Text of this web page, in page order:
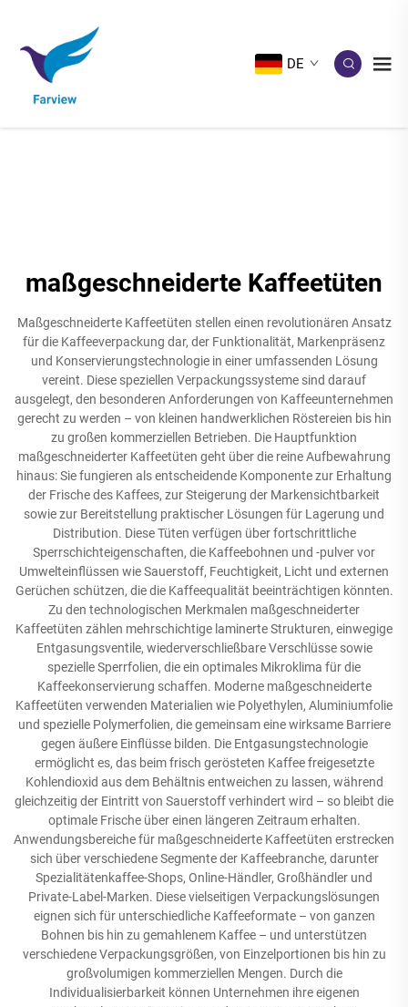
DE
maßgeschneiderte Kaffeetüten
Maßgeschneiderte Kaffeetüten stellen einen revolutionären Ansatz
für die Kaffeeverpackung dar, der Funktionalität, Markenpräsenz
und Konservierungstechnologie in einer umfassenden Lösung
vereint. Diese speziellen Verpackungssysteme sind darauf
ausgelegt, den besonderen Anforderungen von Kaffeeunternehmen
gerecht zu werden – von kleinen handwerklichen Röstereien bis hin
zu großen kommerziellen Betrieben. Die Hauptfunktion
maßgeschneiderter Kaffeetüten geht über die reine Aufbewahrung
hinaus: Sie fungieren als entscheidende Komponente zur Erhaltung
der Frische des Kaffees, zur Steigerung der Markensichtbarkeit
sowie zur Bereitstellung praktischer Lösungen für Lagerung und
Distribution. Diese Tüten verfügen über fortschrittliche
Sperrschichteigenschaften, die Kaffeebohnen und -pulver vor
Umwelteinflüssen wie Sauerstoff, Feuchtigkeit, Licht und externen
Gerüchen schützen, die die Kaffeequalität beeinträchtigen könnten.
Zu den technologischen Merkmalen maßgeschneiderter
Kaffeetüten zählen mehrschichtige laminerte Strukturen, einwegige
Entgasungsventile, wiederverschließbare Verschlüsse sowie
spezielle Sperrfolien, die ein optimales Mikroklima für die
Kaffeekonservierung schaffen. Moderne maßgeschneiderte
Kaffeetüten verwenden Materialien wie Polyethylen, Aluminiumfolie
und spezielle Polymerfolien, die gemeinsam eine wirksame Barriere
gegen äußere Einflüsse bilden. Die Entgasungstechnologie
ermöglicht es, das beim frisch gerösteten Kaffee freigesetzte
Kohlendioxid aus dem Behältnis entweichen zu lassen, während
gleichzeitig der Eintritt von Sauerstoff verhindert wird – so bleibt die
optimale Frische über einen längeren Zeitraum erhalten.
Anwendungsbereiche für maßgeschneiderte Kaffeetüten erstrecken
sich über verschiedene Segmente der Kaffeebranche, darunter
Spezialitätenkaffee-Shops, Online-Händler, Großhändler und
Private-Label-Marken. Diese vielseitigen Verpackungslösungen
eignen sich für unterschiedliche Kaffeeformate – von ganzen
Bohnen bis hin zu gemahlenem Kaffee – und unterstützen
verschiedene Verpackungsgrößen, von Einzelportionen bis hin zu
großvolumigen kommerziellen Mengen. Durch die
Individualisierbarkeit können Unternehmen ihre eigenen